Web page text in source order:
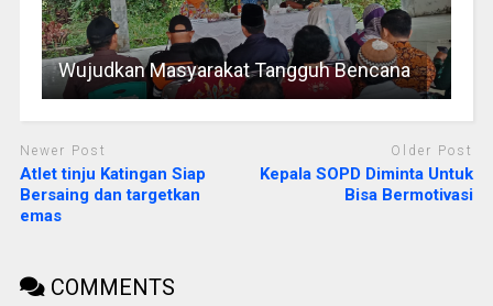
Wujudkan Masyarakat Tangguh Bencana
Newer Post
Atlet tinju Katingan Siap
Bersaing dan targetkan
emas
Older Post
Kepala SOPD Diminta Untuk
Bisa Bermotivasi
COMMENTS